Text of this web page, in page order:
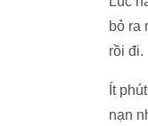
bỏ ra
rồi đi.
Ít
nạn